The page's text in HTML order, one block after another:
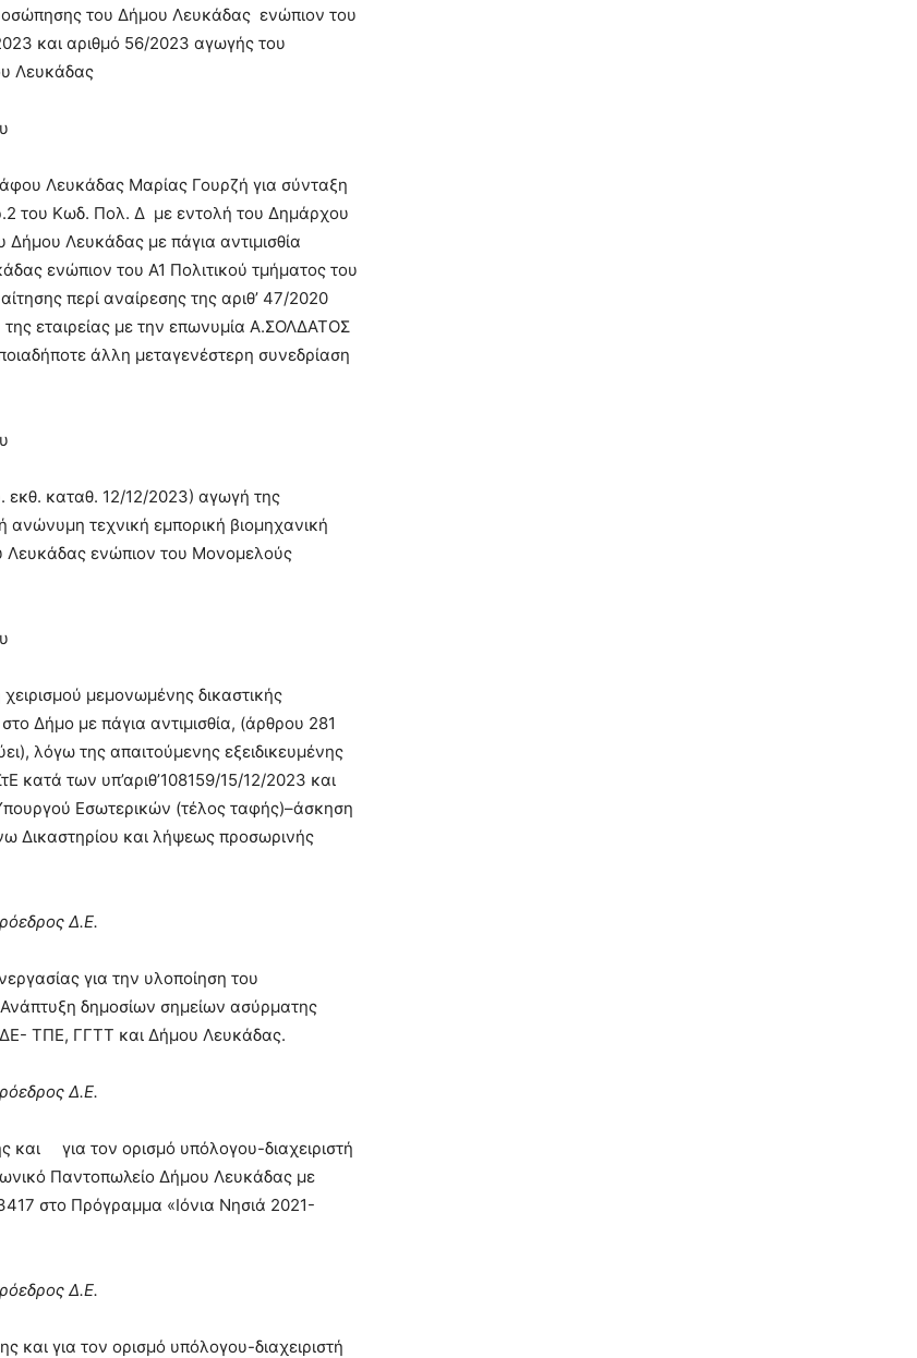
του Δήμου Λευκάδας ενώπιον του
και αριθμό 56/2023 αγωγής του
Λευκάδας
Λευκάδας Μαρίας Γουρζή για σύνταξη
του Κωδ. Πολ. Δ με εντολή του Δημάρχου
Λευκάδας με πάγια αντιμισθία
ενώπιον του Α1 Πολιτικού τμήματος του
περί αναίρεσης της αριθ’ 47/2020
εταιρείας με την επωνυμία Α.ΣΟΛΔΑΤΟΣ
άλλη μεταγενέστερη συνεδρίαση
καταθ. 12/12/2023) αγωγή της
τεχνική εμπορική βιομηχανική
Λευκάδας ενώπιον του Μονομελούς
μεμονωμένης δικαστικής
Δήμο με πάγια αντιμισθία, (άρθρου 281
λόγω της απαιτούμενης εξειδικευμένης
κατά των υπ’αριθ’108159/15/12/2023 και
Εσωτερικών (τέλος ταφής)–άσκηση
Δικαστηρίου και λήψεως προσωρινής
Δ.Ε.
για την υλοποίηση του
δημοσίων σημείων ασύρματης
ΤΠΕ, ΓΓΤΤ και Δήμου Λευκάδας.
Δ.Ε.
και για τον ορισμό υπόλογου-διαχειριστή
Παντοπωλείο Δήμου Λευκάδας με
στο Πρόγραμμα «Ιόνια Νησιά 2021-
Δ.Ε.
για τον ορισμό υπόλογου-διαχειριστή